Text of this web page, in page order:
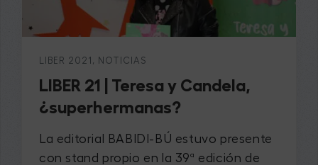
LIBER 2021 , NOTICIAS
LIBER 21 | Teresa y Candela,
¿superhermanas?
La editorial BABIDI-BÚ estuvo presente
con stand propio en la 39ª edición de